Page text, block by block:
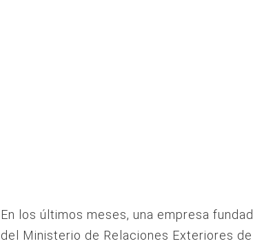
En los últimos meses, una empresa
del Ministerio de Relaciones Exteriores